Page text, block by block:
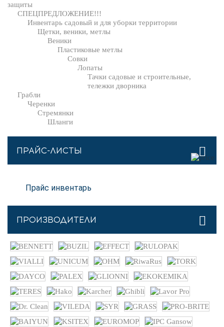
защиты
СПЕЦПРЕДЛОЖЕНИЕ!!!
Инвентарь садовый и для уборки территории
Щетки, веники, метлы
Веники
Пластиковые метлы
Совки
Лопаты
Тачки садовые и строительные,
тележки дворника
Грабли
Черенки
Стремянки
Шланги
ПРАЙС-ЛИСТЫ
Прайс инвентарь
ПРОИЗВОДИТЕЛИ